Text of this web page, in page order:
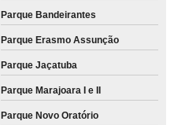
Parque Bandeirantes
Parque Erasmo Assunção
Parque Jaçatuba
Parque Marajoara I e II
Parque Novo Oratório